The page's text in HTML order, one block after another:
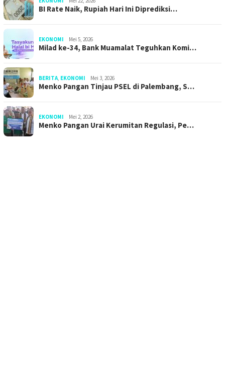
BI Rate Naik, Rupiah Hari Ini Diprediksi…
EKONOMI Mei 5, 2026
Milad ke-34, Bank Muamalat Teguhkan Komi…
BERITA EKONOMI Mei 3, 2026
Menko Pangan Tinjau PSEL di Palembang, S…
EKONOMI Mei 2, 2026
Menko Pangan Urai Kerumitan Regulasi, Pe…